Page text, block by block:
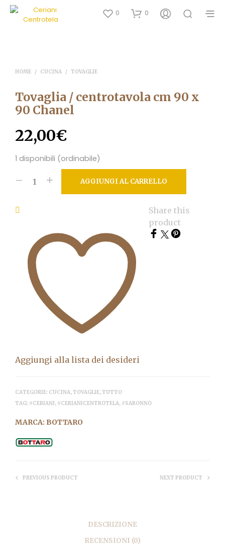
0 0
HOME / CUCINA / TOVAGLIE
Tovaglia / centrotavola cm 90 x
90 Chanel
22,00€
1 disponibili (ordinabile)
AGGIUNGI AL CARRELLO
Aggiungi alla lista dei desideri
Share this
product
CATEGORIE: CUCINA,TOVAGLIE,TUTTO
TAG: #CERIANI, #CERIANICENTROTELA, #SARONNO
MARCA: BOTTARO
PREVIOUS PRODUCT NEXT PRODUCT
DESCRIZIONE
RECENSIONI (0)